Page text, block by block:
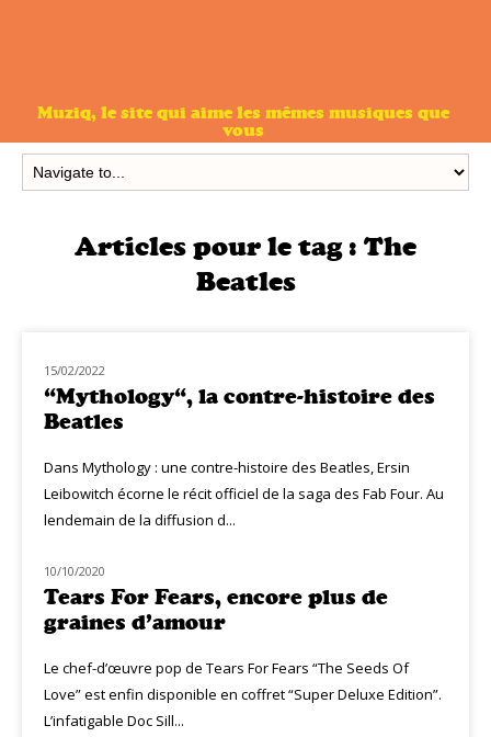
Muziq, le site qui aime les mêmes musiques que
vous
Articles pour le tag : The
Beatles
MUZIQ BOOK
15/02/2022
“Mythology“, la contre-histoire des
Beatles
Dans Mythology : une contre-histoire des Beatles, Ersin
Leibowitch écorne le récit officiel de la saga des Fab Four. Au
lendemain de la diffusion d...
NOUVEAUTÉS
10/10/2020
Tears For Fears, encore plus de
graines d’amour
Le chef-d’œuvre pop de Tears For Fears “The Seeds Of
Love” est enfin disponible en coffret “Super Deluxe Edition”.
L’infatigable Doc Sill...